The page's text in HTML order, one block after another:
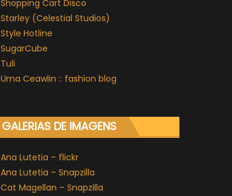
Shopping Cart Disco
Starley (Celestial Studios)
Style Hotline
SugarCube
Tuli
Uma Ceawlin :: fashion blog
GALERIAS DE IMAGENS
Ana Lutetia – flickr
Ana Lutetia – Snapzilla
Cat Magellan – Snapzilla